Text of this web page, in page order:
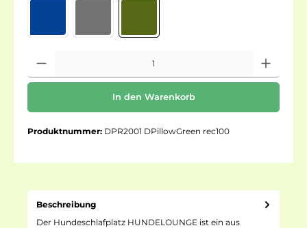
In den Warenkorb
Produktnummer: DPR2001 DPillowGreen rec100
Beschreibung
Der Hundeschlafplatz HUNDELOUNGE ist ein aus